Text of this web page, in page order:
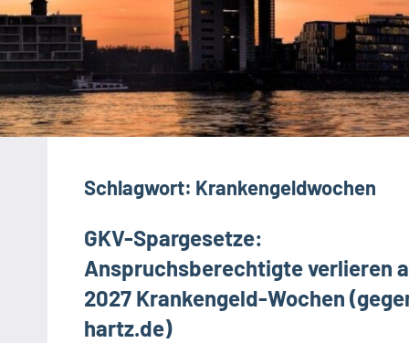
Schlagwort: Krankengeldwochen
GKV-Spargesetze:
Anspruchsberechtigte verlieren
2027 Krankengeld-Wochen
hartz.de)